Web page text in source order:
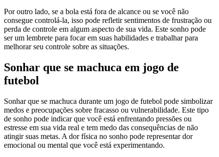
Por outro lado, se a bola está fora de alcance ou se você não
consegue controlá-la, isso pode refletir sentimentos de frustração ou
perda de controle em algum aspecto de sua vida. Este sonho pode
ser um lembrete para focar em suas habilidades e trabalhar para
melhorar seu controle sobre as situações.
Sonhar que se machuca em jogo de
futebol
Sonhar que se machuca durante um jogo de futebol pode simbolizar
medos e preocupações sobre fracasso ou vulnerabilidade. Este tipo
de sonho pode indicar que você está enfrentando pressões ou
estresse em sua vida real e tem medo das consequências de não
atingir suas metas. A dor física no sonho pode representar dor
emocional ou mental que você está experimentando.